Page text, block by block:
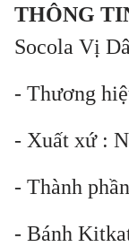
THÔNG
Socola Vị
- Thương
- Xuất xứ :
- Thành
- Bánh